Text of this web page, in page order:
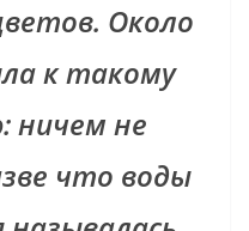
Около
к такому
ничем не
что воды